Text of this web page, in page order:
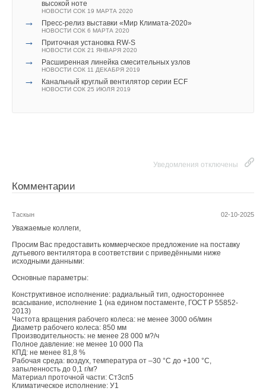
высокой ноте
НОВОСТИ СОК 19 МАРТА 2020
→ Пресс-релиз выставки «Мир Климата-2020»
НОВОСТИ СОК 6 МАРТА 2020
→ Приточная установка RW-S
НОВОСТИ СОК 21 ЯНВАРЯ 2020
→ Расширенная линейка смесительных узлов
НОВОСТИ СОК 11 ДЕКАБРЯ 2019
→ Канальный круглый вентилятор серии ECF
НОВОСТИ СОК 25 ИЮЛЯ 2019
Уведомления отключены
Комментарии
02-10-2025
Таскын
Уважаемые коллеги,
Просим Вас предоставить коммерческое предложение на поставку
дутьевого вентилятора в соответствии с приведёнными ниже
исходными данными:
Основные параметры:
Конструктивное исполнение: радиальный тип, одностороннее
всасывание, исполнение 1 (на едином постаменте, ГОСТ Р 55852-
2013)
Частота вращения рабочего колеса: не менее 3000 об/мин
Диаметр рабочего колеса: 850 мм
Производительность: не менее 28 000 м?/ч
Полное давление: не менее 10 000 Па
КПД: не менее 81,8 %
Рабочая среда: воздух, температура от –30 °C до +100 °C,
запыленность до 0,1 г/м?
Материал проточной части: Ст3сп5
Климатическое исполнение: У1
Компания РОВЕН стала победителем в конкурсе RENGA
в номинации BIM-проекты
НОВОСТИ СОК 30 ЯНВАРЯ 2023
Приточная установка гигиенического исполнения H1
НОВОСТИ СОК 29 ИЮЛЯ 2020
Нанодефлектор ND
НОВОСТИ СОК 15 ИЮЛЯ 2020
Пострелиз: «Мир Климата – 2020» завершился на
высокой ноте
НОВОСТИ СОК 19 МАРТА 2020
Комментарии
В этой теме еще нет комментариев
Добавить комментарий
Ваше имя *
В этой теме еще нет комментариев
Добавить комментарий
Ваше имя *